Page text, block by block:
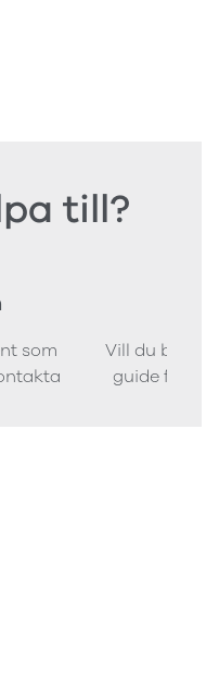
till?
som
Vill du
guide för